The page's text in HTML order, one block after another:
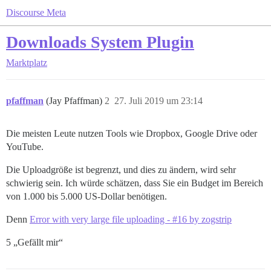
Discourse Meta
Downloads System Plugin
Marktplatz
pfaffman (Jay Pfaffman) 27. Juli 2019 um 23:14
2
Die meisten Leute nutzen Tools wie Dropbox, Google Drive oder
YouTube.
Die Uploadgröße ist begrenzt, und dies zu ändern, wird sehr
schwierig sein. Ich würde schätzen, dass Sie ein Budget im Bereich
von 1.000 bis 5.000 US-Dollar benötigen.
Denn Error with very large file uploading - #16 by zogstrip
5 „Gefällt mir“